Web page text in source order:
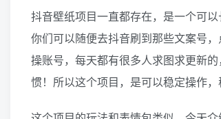
抖音壁纸项目一直都存在，是一个可
你们可以随便去抖音刷到那些文案号
操账号，每天都有很多人求图求更新
惯！所以这个项目，是可以稳定操作